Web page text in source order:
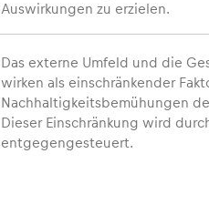
Auswirkungen zu erzielen.
Das externe Umfeld und die
wirken als einschränkender
Nachhaltigkeitsbemühungen
Dieser Einschränkung wird
entgegengesteuert.